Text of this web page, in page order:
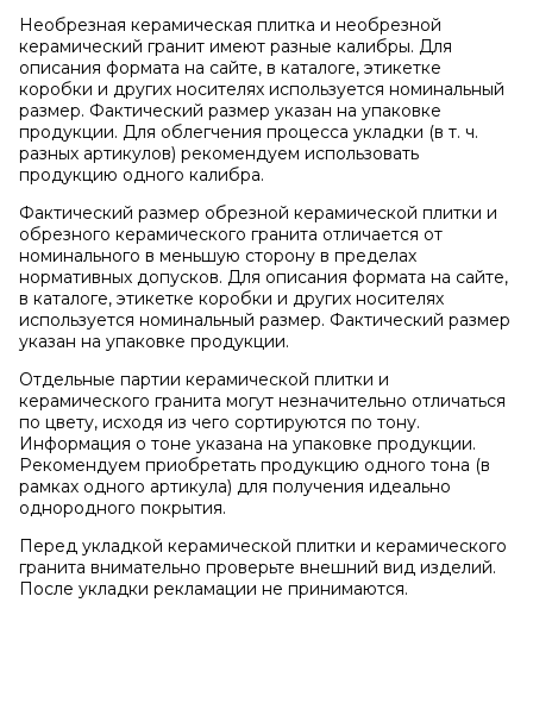
Необрезная керамическая плитка и необрезной
керамический гранит имеют разные калибры. Для
описания формата на сайте, в каталоге, этикетке
коробки и других носителях используется номинальный
размер. Фактический размер указан на упаковке
продукции. Для облегчения процесса укладки (в т. ч.
разных артикулов) рекомендуем использовать
продукцию одного калибра.
Фактический размер обрезной керамической плитки и
обрезного керамического гранита отличается от
номинального в меньшую сторону в пределах
нормативных допусков. Для описания формата на сайте,
в каталоге, этикетке коробки и других носителях
используется номинальный размер. Фактический размер
указан на упаковке продукции.
Отдельные партии керамической плитки и
керамического гранита могут незначительно отличаться
по цвету, исходя из чего сортируются по тону.
Информация о тоне указана на упаковке продукции.
Рекомендуем приобретать продукцию одного тона (в
рамках одного артикула) для получения идеально
однородного покрытия.
Перед укладкой керамической плитки и керамического
гранита внимательно проверьте внешний вид изделий.
После укладки рекламации не принимаются.